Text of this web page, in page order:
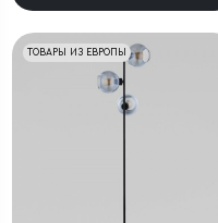
ТОВАРЫ ИЗ ЕВРОПЫ